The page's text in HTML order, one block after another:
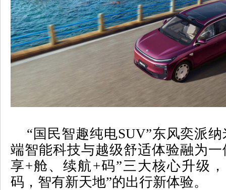
“国民智趣纯电SUV”东风奕派纳
端智能科技与越级舒适体验融为
享+舱、续航+码”三大核心升级
码，智有新天地”的出行新体验。